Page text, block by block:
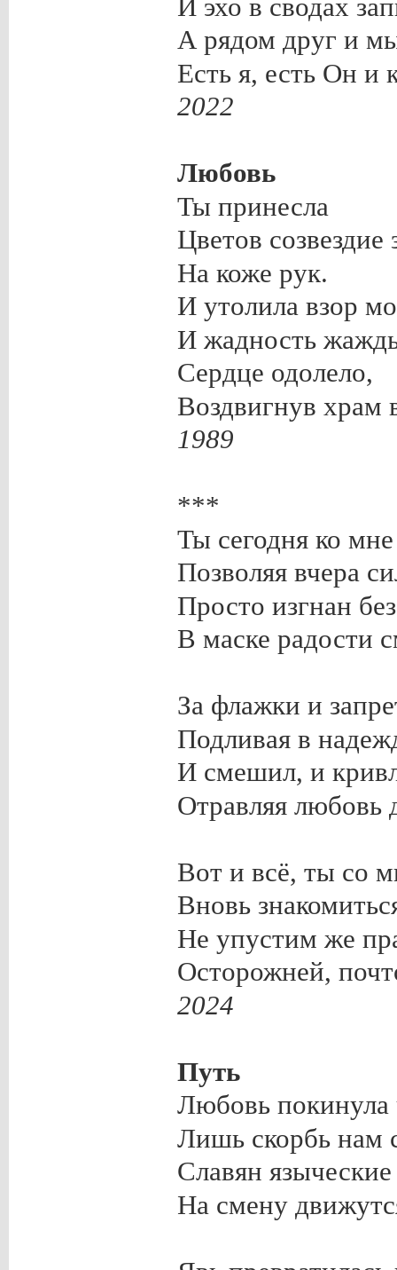
И эхо в сводах
А рядом друг и
Есть я, есть Он и
2022
Любовь
Ты принесла
Цветов созвездие
На коже рук.
И утолила взор
И жадность
Сердце одолело,
Воздвигнув
1989
***
Ты сегодня ко
Позволяя вчера
Просто изгнан
В маске радости
За флажки и
Подливая в
И смешил, и
Отравляя
Вот и всё, ты со
Вновь
Не упустим же
Осторожней,
2024
Путь
Любовь покинула
Лишь скорбь нам
Славян
На смену